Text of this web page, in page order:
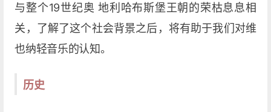
与整个19世纪奥 地利哈布斯堡王朝的荣枯息息相
关，了解了这个社会背景之后，将有助于我们对维
也纳轻音乐的认知。
历史